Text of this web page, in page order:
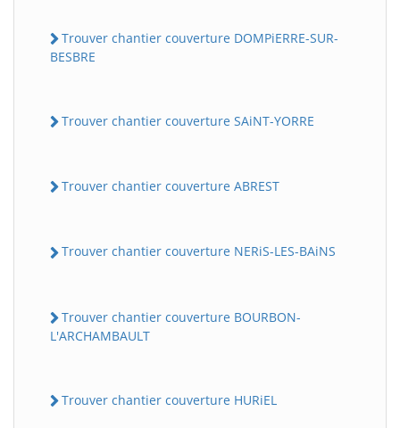
Trouver chantier couverture DOMPiERRE-SUR-
BESBRE
Trouver chantier couverture SAiNT-YORRE
Trouver chantier couverture ABREST
Trouver chantier couverture NERiS-LES-BAiNS
Trouver chantier couverture BOURBON-
L'ARCHAMBAULT
Trouver chantier couverture HURiEL